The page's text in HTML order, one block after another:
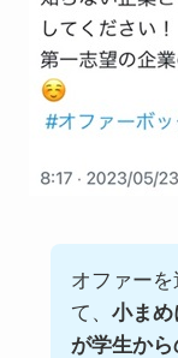
オファー
て、 小ま
が学生か